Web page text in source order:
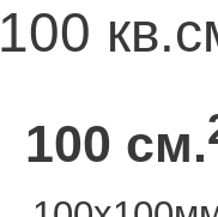
100
100 см.